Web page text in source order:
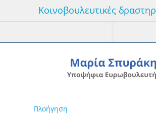
Κοινοβουλευτικές
Πλοήγηση